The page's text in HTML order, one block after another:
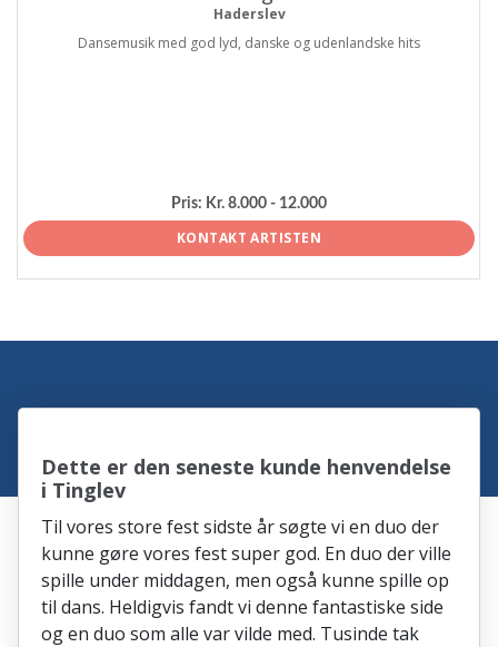
Haderslev
Dansemusik med god lyd, danske og udenlandske hits
Pris: Kr. 8.000 - 12.000
KONTAKT ARTISTEN
Dette er den seneste kunde henvendelse
i Tinglev
Til vores store fest sidste år søgte vi en duo der
kunne gøre vores fest super god. En duo der ville
spille under middagen, men også kunne spille op
til dans. Heldigvis fandt vi denne fantastiske side
og en duo som alle var vilde med. Tusinde tak